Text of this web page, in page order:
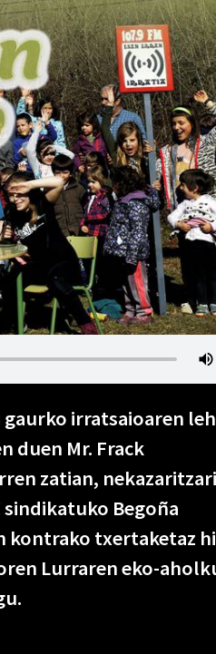
irratsaioaren
duen Mr. Frack
zatian, nekazaritzari
Begoña
kontrako txertaketaz
Lurraren eko-